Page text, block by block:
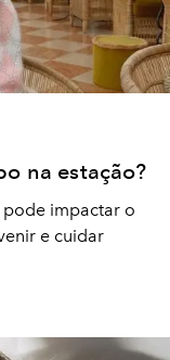
na estação?
pode impactar o
e cuidar